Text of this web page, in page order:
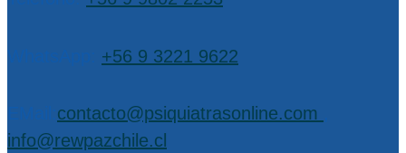
+56 9 3221 9622
contacto@psiquiatrasonline.com
info@rewpazchile.cl